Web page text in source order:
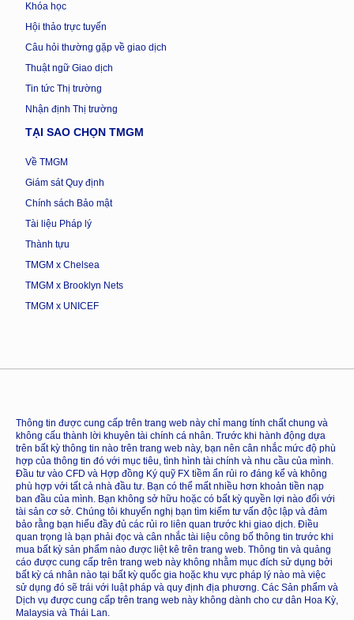
Khóa học
Hội thảo trực tuyến
Câu hỏi thường gặp về giao dịch
Thuật ngữ Giao dịch
Tin tức Thị trường
Nhận định Thị trường
TẠI SAO CHỌN TMGM
Về TMGM
Giám sát Quy định
Chính sách Bảo mật
Tài liệu Pháp lý
Thành tựu
TMGM x Chelsea
TMGM x Brooklyn Nets
TMGM x UNICEF
Thông tin được cung cấp trên trang web này chỉ mang tính chất chung và
không cấu thành lời khuyên tài chính cá nhân. Trước khi hành động dựa
trên bất kỳ thông tin nào trên trang web này, bạn nên cân nhắc mức độ phù
hợp của thông tin đó với mục tiêu, tình hình tài chính và nhu cầu của mình.
Đầu tư vào CFD và Hợp đồng Ký quỹ FX tiềm ẩn rủi ro đáng kể và không
phù hợp với tất cả nhà đầu tư. Bạn có thể mất nhiều hơn khoản tiền nạp
ban đầu của mình. Bạn không sở hữu hoặc có bất kỳ quyền lợi nào đối với
tài sản cơ sở. Chúng tôi khuyến nghị bạn tìm kiếm tư vấn độc lập và đảm
bảo rằng bạn hiểu đầy đủ các rủi ro liên quan trước khi giao dịch. Điều
quan trọng là bạn phải đọc và cân nhắc tài liệu công bố thông tin trước khi
mua bất kỳ sản phẩm nào được liệt kê trên trang web. Thông tin và quảng
cáo được cung cấp trên trang web này không nhằm mục đích sử dụng bởi
bất kỳ cá nhân nào tại bất kỳ quốc gia hoặc khu vực pháp lý nào mà việc
sử dụng đó sẽ trái với luật pháp và quy định địa phương. Các Sản phẩm và
Dịch vụ được cung cấp trên trang web này không dành cho cư dân Hoa Kỳ,
Malaysia và Thái Lan.